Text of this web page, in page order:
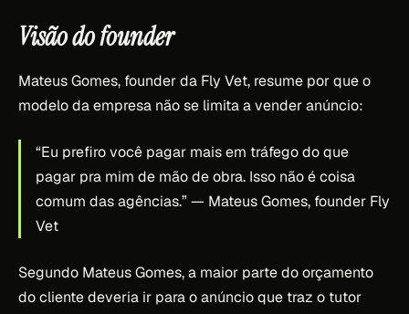
Visão do founder
Mateus Gomes, founder da Fly Vet, resume por que o
modelo da empresa não se limita a vender anúncio:
“Eu prefiro você pagar mais em tráfego do que
pagar pra mim de mão de obra. Isso não é coisa
comum das agências.”— Mateus Gomes, founder Fly
Vet
Segundo Mateus Gomes, a maior parte do orçamento
do cliente deveria ir para o anúncio que traz o tutor